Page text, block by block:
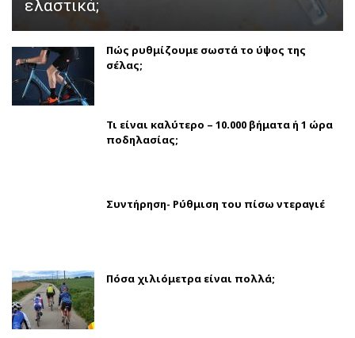
ελαστικά;
Πώς ρυθμίζουμε σωστά το ύψος της
σέλας;
Τι είναι καλύτερο – 10.000 βήματα ή 1 ώρα
ποδηλασίας;
Συντήρηση- Ρύθμιση του πίσω ντεραγιέ
Πόσα χιλιόμετρα είναι πολλά;